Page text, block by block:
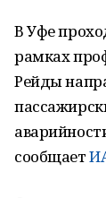
В Уфе
рамках
Рейды
сообщает